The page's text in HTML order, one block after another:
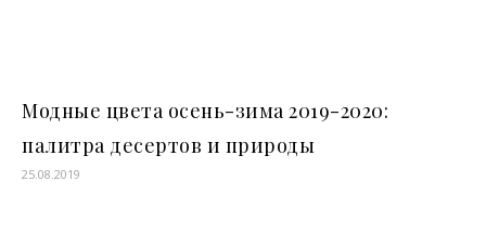
Модные цвета осень-зима 2019-2020:
палитра десертов и природы
25.08.2019